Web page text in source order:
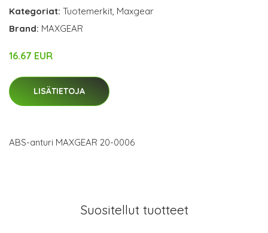
Kategoriat: Tuotemerkit, Maxgear
Brand: MAXGEAR
16.67 EUR
LISÄTIETOJA
ABS-anturi MAXGEAR 20-0006
Suositellut tuotteet